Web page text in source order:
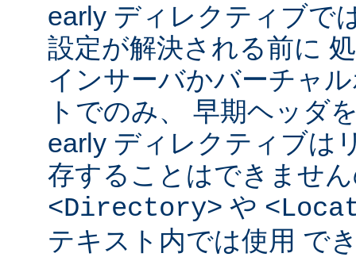
early ディレクティブで
設定が解決される前に
インサーバかバーチャ
トでのみ、 早期ヘッダ
early ディレクティブは
存することはできませ
<Directory> や
テキスト内では使用 で